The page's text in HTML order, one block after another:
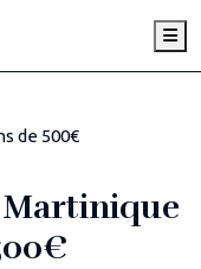
de 500€